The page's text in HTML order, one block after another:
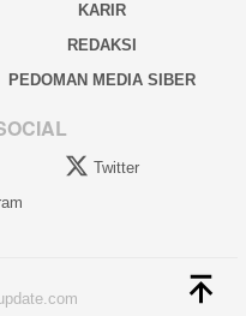
KARIR
REDAKSI
PEDOMAN MEDIA SIBER
Twitter